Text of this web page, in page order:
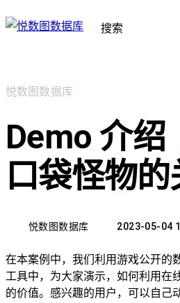
搜索
悦数图数据库
Demo 介绍
口袋怪物
悦数图数据库 2023-05-04
在本案例中，我们利用游戏公开的
工具中，为大家演示，如何利用在
的价值。感兴趣的用户，可以自己